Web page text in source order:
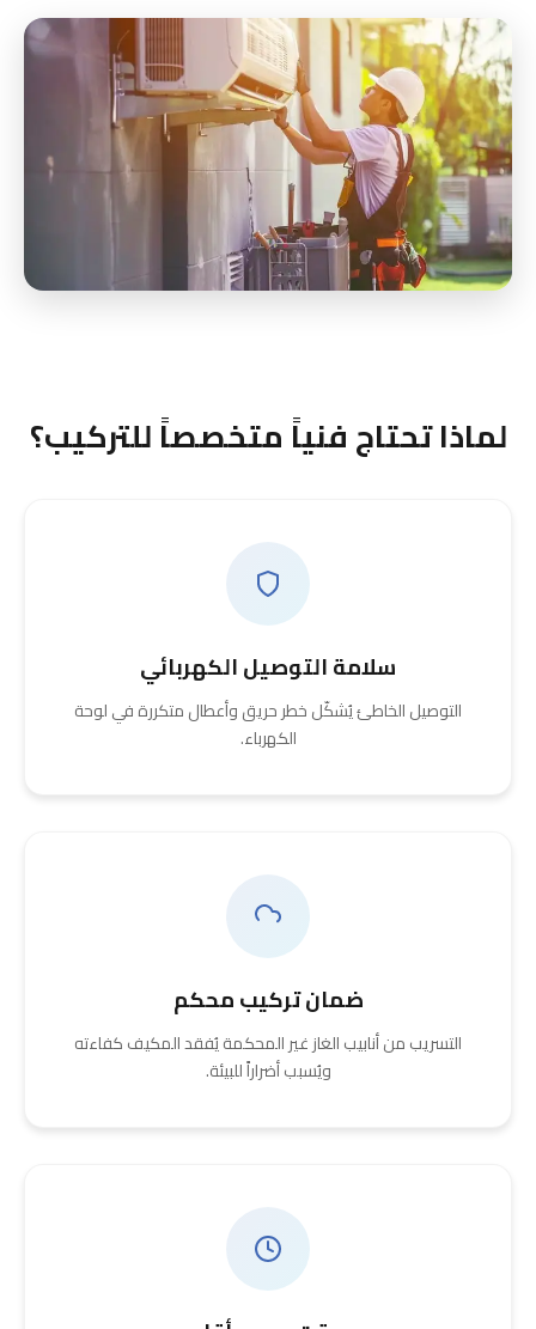
لماذا تحتاج فنياً متخصصاً للتركيب؟
سلامة التوصيل الكهربائي
التوصيل الخاطئ يُشكّل خطر حريق وأعطال متكررة في لوحة
الكهرباء.
ضمان تركيب محكم
التسريب من أنابيب الغاز غير المحكمة يُفقد المكيف كفاءته
ويُسبب أضراراً للبيئة.